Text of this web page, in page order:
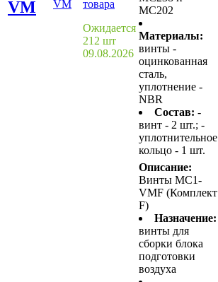
VM
VM
товара
Ожидается
212 шт
09.08.2026
MC202
Материалы:
винты -
оцинкованная
сталь,
уплотнение -
NBR
Состав: -
винт - 2 шт.; -
уплотнительное
кольцо - 1 шт.
Описание:
Винты MC1-
VMF (Комплект
F)
Назначение:
винты для
сборки блока
подготовки
воздуха